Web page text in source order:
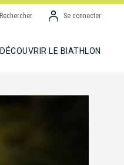
Rechercher Se connecter
DÉCOUVRIR LE BIATHLON